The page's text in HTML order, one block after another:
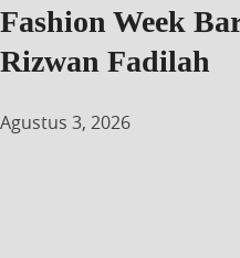
Fashion Week
Rizwan Fadilah
Agustus 3, 2026